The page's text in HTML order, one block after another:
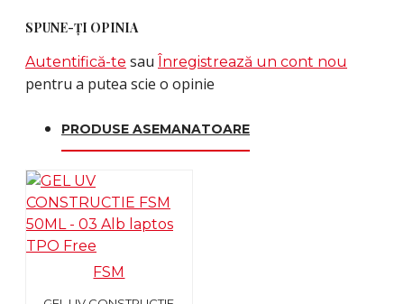
SPUNE-ŢI OPINIA
Autentifică-te sau Înregistrează un cont nou
pentru a putea scie o opinie
PRODUSE ASEMANATOARE
FSM